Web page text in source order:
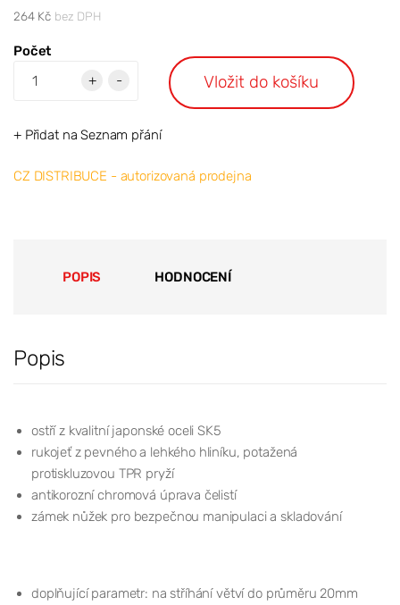
264 Kč bez DPH
Počet
+
- Vložit do košíku
+ Přidat na Seznam přání
CZ DISTRIBUCE - autorizovaná prodejna
POPIS HODNOCENÍ
Popis
ostří z kvalitní japonské oceli SK5
rukojeť z pevného a lehkého hliníku, potažená
protiskluzovou TPR pryží
antikorozní chromová úprava čelistí
zámek nůžek pro bezpečnou manipulaci a skladování
doplňující parametr: na stříhání větví do průměru 20mm